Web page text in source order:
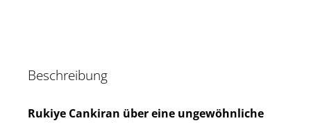
Beschreibung
Rukiye Cankiran über eine ungewöhnliche